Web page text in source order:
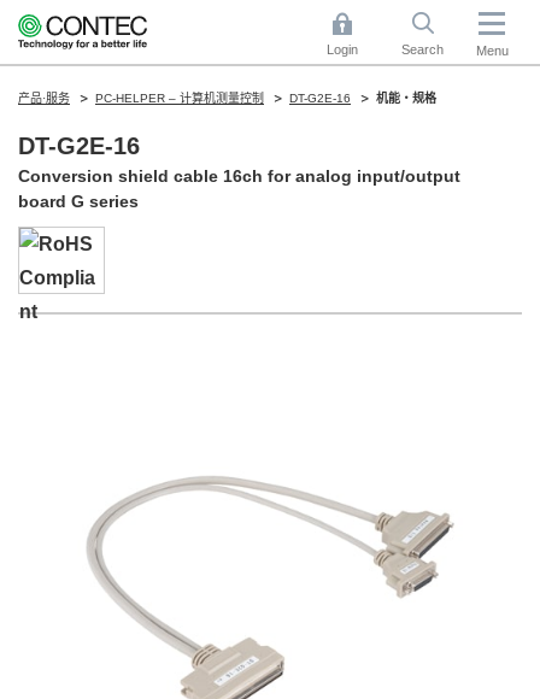
Login Search Menu
产品·服务 PC-HELPER – 计算机测量控制 DT-G2E-16 机能・规格
DT-G2E-16
Conversion shield cable 16ch for analog input/output
board G series